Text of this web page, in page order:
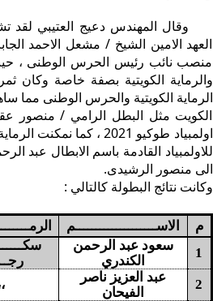
وقال المهندس دعيج العتيبي لقد
العهد الامين الشيخ / مشعل الاحمد
منصب نائب رئيس الحرس الوطنى ،
والرماية الكويتية بصفة خاصة وكان
الرماية الكويتية والحرس الوطنى مما
الكويت مثل البطل الرامي / منصور
اولمبياد طوكيو 2021 ،
للاولمبياد القادمة باسم الابطال عبد
الى منصور الرشيدى.
وكانت نتائج البطولة كالتالي :
م الاســــــــــــــــــــم
1
سعود عبد الرحمن
الكندري
2
عبد العزيز ناصر
الفيحان